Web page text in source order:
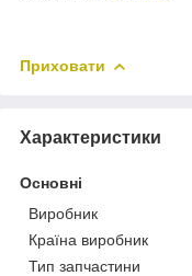
Приховати
Характеристики
Основні
Виробник
Країна виробник
Тип запчастини